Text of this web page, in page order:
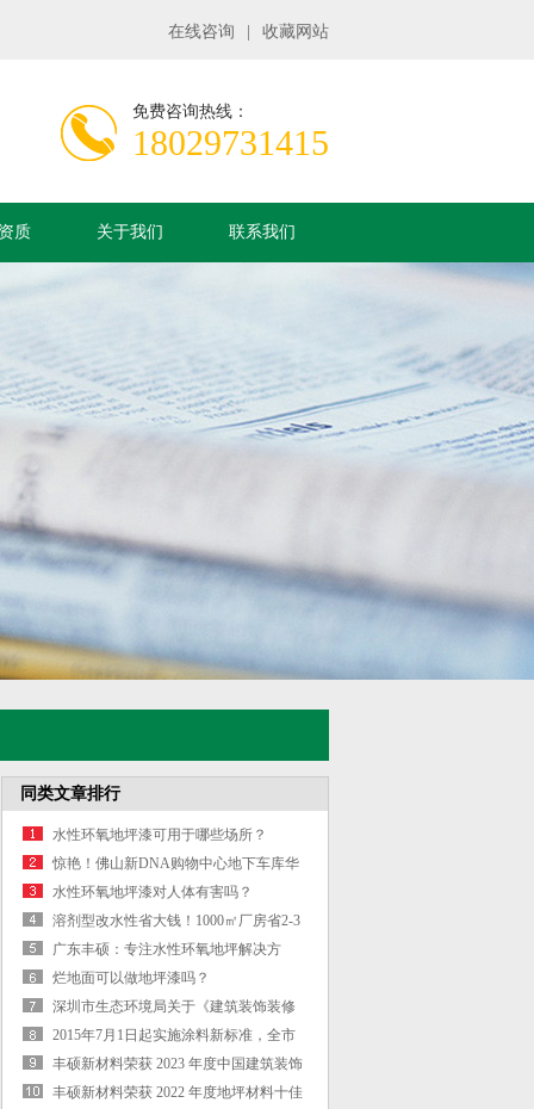
在线咨询 收藏网站
免费咨询热线：
18029731415
质 关于我们 联系我们
同类文章排行
水性环氧地坪漆可用于哪些场所？
惊艳！佛山新DNA购物中心地下车库华
丽变身！
水性环氧地坪漆对人体有害吗？
溶剂型改水性省大钱！1000㎡厂房省2-3
万，全生命周期成本直降30%
广东丰硕：专注水性环氧地坪解决方
案，靠谱厂家直供（适配环保验收+多场
景需求）
烂地面可以做地坪漆吗？
深圳市生态环境局关于《建筑装饰装修
涂料与胶粘剂有害物质限量》的解读
2015年7月1日起实施涂料新标准，全市
禁用溶剂型涂料（油漆）
丰硕新材料荣获 2023 年度中国建筑装饰
地坪示范工程奖
丰硕新材料荣获 2022 年度地坪材料十佳